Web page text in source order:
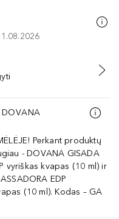
Perkant produktų
- DOVANA GISADA
vyriškas kvapas (10 ml) ir
EDP
(10 ml). Kodas – GA